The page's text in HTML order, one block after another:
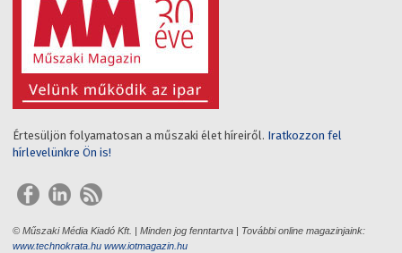
Értesüljön folyamatosan a műszaki élet híreiről. Iratkozzon fel
hírlevelünkre Ön is!
© Műszaki Média Kiadó Kft. | Minden jog fenntartva | További online magazinjaink:
www.technokrata.hu www.iotmagazin.hu